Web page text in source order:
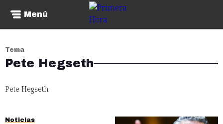
Menú
Tema
Pete Hegseth
Pete Hegseth
Noticias